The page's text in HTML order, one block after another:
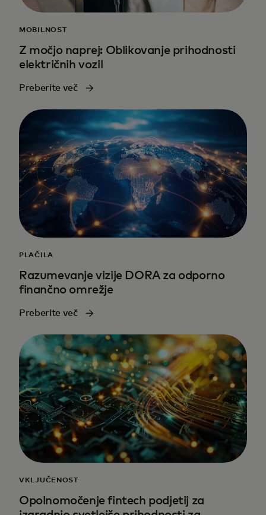
MOBILNOST
Z močjo naprej: Oblikovanje prihodnosti
električnih vozil
Preberite več
PLAČILA
Razumevanje vizije DORA za odporno
finančno omrežje
Preberite več
VKLJUČENOST
Opolnomočenje fintech podjetij za